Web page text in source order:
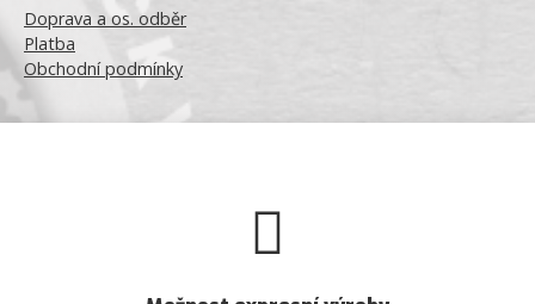
Doprava a os. odběr
Platba
Obchodní podmínky